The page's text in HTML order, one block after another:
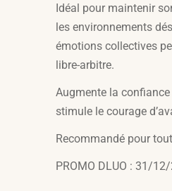
Idéal pour maintenir
les environnements
émotions collectives
libre-arbitre.
Augmente la confiance
stimule le courage
Recommandé pour
PROMO DLUO : 31/